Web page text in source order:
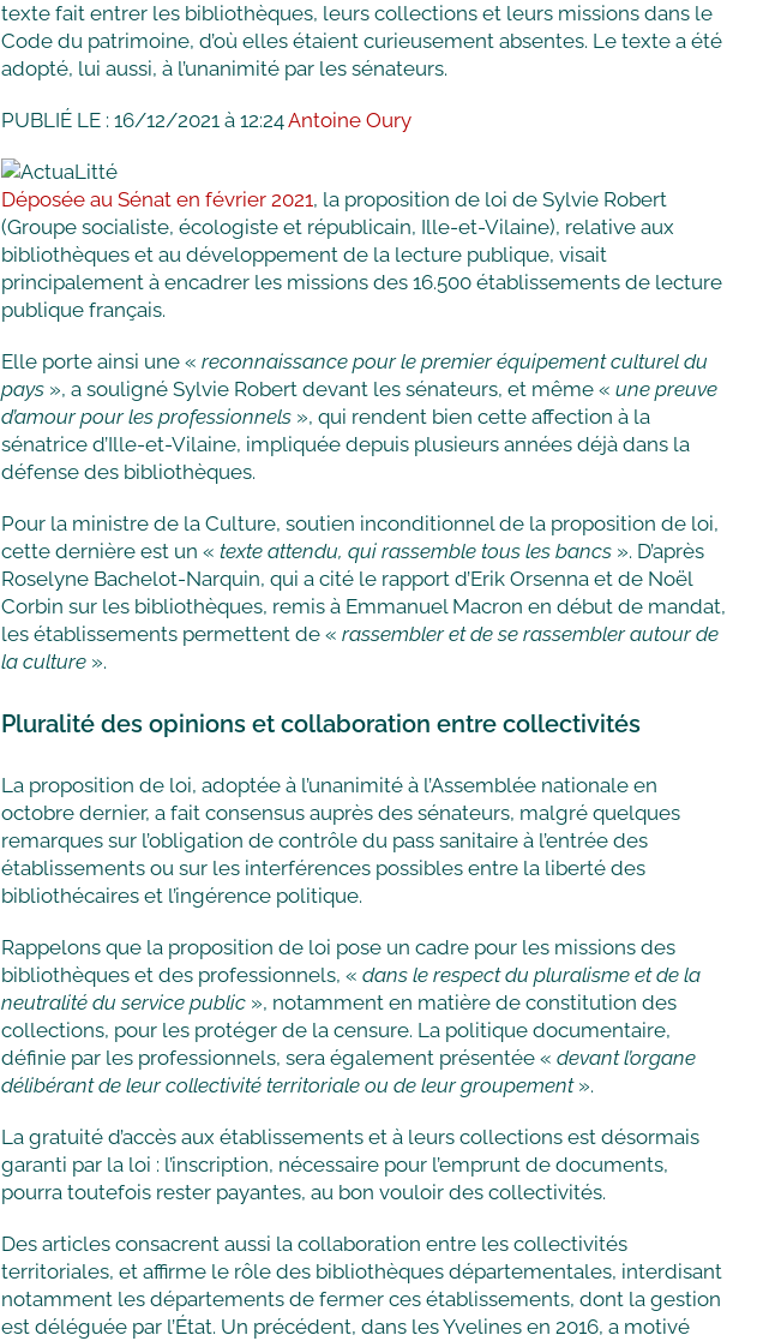
texte fait entrer les bibliothèques, leurs collections et leurs missions dans le
Code du patrimoine, d’où elles étaient curieusement absentes. Le texte a été
adopté, lui aussi, à l’unanimité par les sénateurs.
PUBLIÉ LE : 16/12/2021 à 12:24Antoine Oury
Déposée au Sénat en février 2021, la proposition de loi de Sylvie Robert
(Groupe socialiste, écologiste et républicain, Ille-et-Vilaine), relative aux
bibliothèques et au développement de la lecture publique, visait
principalement à encadrer les missions des 16.500 établissements de lecture
publique français.
Elle porte ainsi une «reconnaissance pour le premier équipement culturel du
pays », a souligné Sylvie Robert devant les sénateurs, et même «une preuve
d’amour pour les professionnels », qui rendent bien cette affection à la
sénatrice d’Ille-et-Vilaine, impliquée depuis plusieurs années déjà dans la
défense des bibliothèques.
Pour la ministre de la Culture, soutien inconditionnel de la proposition de loi,
cette dernière est un «texte attendu, qui rassemble tous les bancs ». D’après
Roselyne Bachelot-Narquin, qui a cité le rapport d’Erik Orsenna et de Noël
Corbin sur les bibliothèques, remis à Emmanuel Macron en début de mandat,
les établissements permettent de «rassembler et de se rassembler autour de
la culture ».
Pluralité des opinions et collaboration entre collectivités
La proposition de loi, adoptée à l’unanimité à l’Assemblée nationale en
octobre dernier, a fait consensus auprès des sénateurs, malgré quelques
remarques sur l’obligation de contrôle du pass sanitaire à l’entrée des
établissements ou sur les interférences possibles entre la liberté des
bibliothécaires et l’ingérence politique.
Rappelons que la proposition de loi pose un cadre pour les missions des
bibliothèques et des professionnels, «dans le respect du pluralisme et de la
neutralité du service public », notamment en matière de constitution des
collections, pour les protéger de la censure. La politique documentaire,
définie par les professionnels, sera également présentée «devant l’organe
délibérant de leur collectivité territoriale ou de leur groupement».
La gratuité d’accès aux établissements et à leurs collections est désormais
garanti par la loi : l’inscription, nécessaire pour l’emprunt de documents,
pourra toutefois rester payantes, au bon vouloir des collectivités.
Des articles consacrent aussi la collaboration entre les collectivités
territoriales, et affirme le rôle des bibliothèques départementales, interdisant
notamment les départements de fermer ces établissements, dont la gestion
est déléguée par l’État. Un précédent, dans les Yvelines en 2016, a motivé